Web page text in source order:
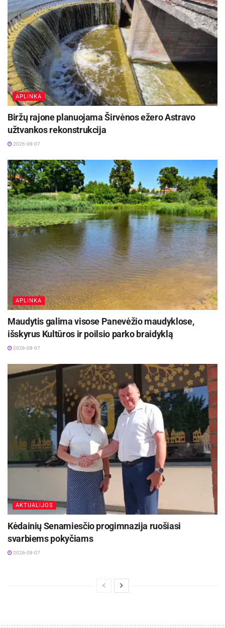
APLINKA
Biržų rajone planuojama Širvėnos ežero Astravo
užtvankos rekonstrukcija
2026-08-07
APLINKA
Maudytis galima visose Panevėžio maudyklose,
išskyrus Kultūros ir poilsio parko braidyklą
2026-08-07
AKTUALIJOS
Kėdainių Senamiesčio progimnazija ruošiasi
svarbiems pokyčiams
2026-08-07